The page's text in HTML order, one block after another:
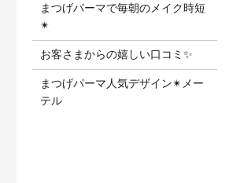
まつげパーマで毎朝のメイク時短
✴︎
お客さまからの嬉しい口コミ✨
まつげパーマ人気デザイン✴︎メー
テル